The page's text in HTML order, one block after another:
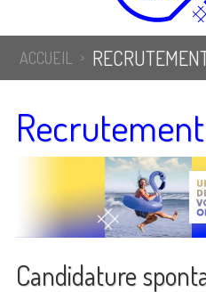
ACCUEIL
Recrutement
Candidature